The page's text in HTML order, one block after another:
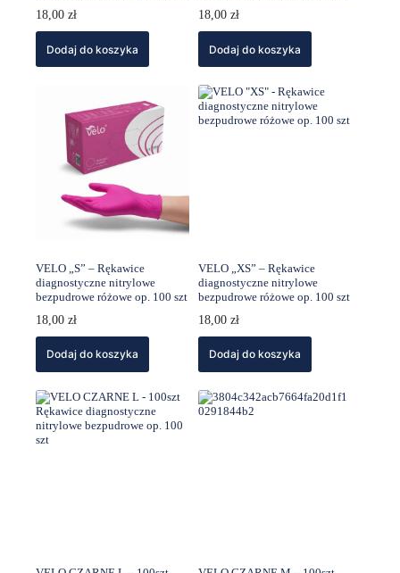
18,00 zł
Dodaj do koszyka
18,00zł
Dodaj do koszyka
VELO „S” – Rękawice
diagnostyczne nitrylowe
bezpudrowe różowe op. 100 szt
18,00 zł
Dodaj do koszyka
VELO „XS” – Rękawice
diagnostyczne nitrylowe
bezpudrowe różowe op. 100 szt
18,00zł
Dodaj do koszyka